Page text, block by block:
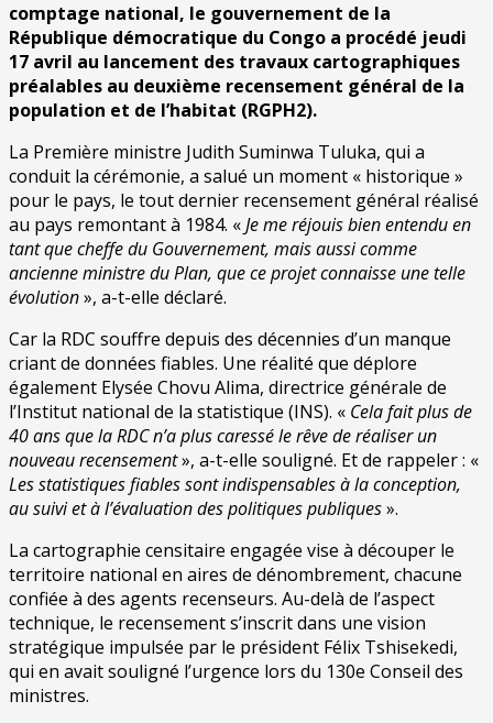
comptage national, le gouvernement de la
République démocratique du Congo a procédé jeudi
17 avril au lancement des travaux cartographiques
préalables au deuxième recensement général de la
population et de l’habitat (RGPH2).
La Première ministre Judith Suminwa Tuluka, qui a
conduit la cérémonie, a salué un moment « historique »
pour le pays, le tout dernier recensement général réalisé
au pays remontant à 1984. «Je me réjouis bien entendu en
tant que cheffe du Gouvernement, mais aussi comme
ancienne ministre du Plan, que ce projet connaisse une telle
évolution», a-t-elle déclaré.
Car la RDC souffre depuis des décennies d’un manque
criant de données fiables. Une réalité que déplore
également Elysée Chovu Alima, directrice générale de
l’Institut national de la statistique (INS). « Cela fait plus de
40 ans que la RDC n’a plus caressé le rêve de réaliser un
nouveau recensement», a-t-elle souligné. Et de rappeler : «
Les statistiques fiables sont indispensables à la conception,
au suivi et à l’évaluation des politiques publiques».
La cartographie censitaire engagée vise à découper le
territoire national en aires de dénombrement, chacune
confiée à des agents recenseurs. Au-delà de l’aspect
technique, le recensement s’inscrit dans une vision
stratégique impulsée par le président Félix Tshisekedi,
qui en avait souligné l’urgence lors du 130e Conseil des
ministres.